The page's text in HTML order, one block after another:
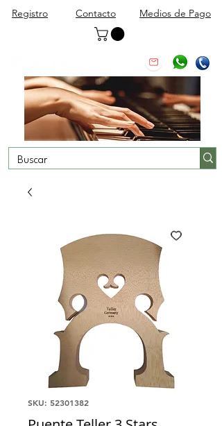
Registro Contacto Medios de Pago
SKU: 52301382